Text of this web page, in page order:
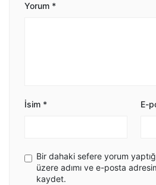
Yorum *
İsim * E-
Bir dahaki sefere yorum
üzere adımı ve e-posta
kaydet.